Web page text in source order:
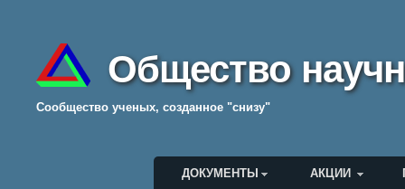
Общество
Cообщество ученых, созданное "снизу"
Главное меню
ДОКУМЕНТЫ АКЦИИ